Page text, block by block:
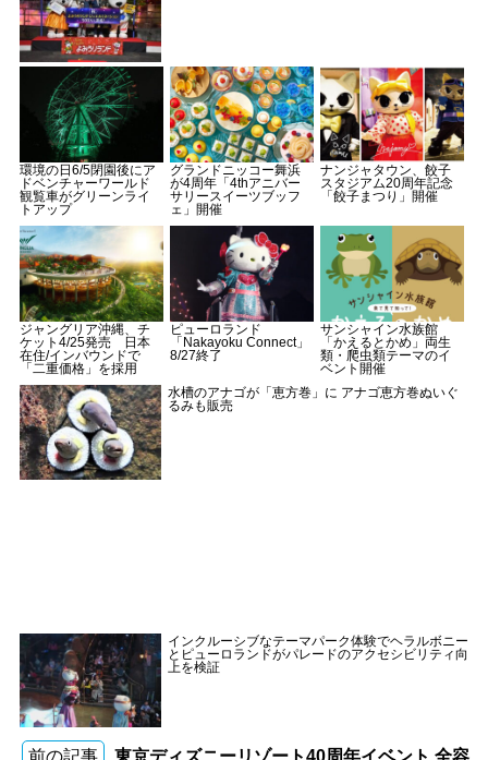
環境の日6/5閉園後にア
ドベンチャーワールド
観覧車がグリーンライ
トアップ
グランドニッコー舞浜
が4周年「4thアニバー
サリースイーツブッフ
ェ」開催
ナンジャタウン、餃子
スタジアム20周年記念
「餃子まつり」開催
ジャングリア沖縄、チ
ケット4/25発売 日本
在住/インバウンドで
「二重価格」を採用
ピューロランド
「Nakayoku Connect」
8/27終了
サンシャイン水族館
「かえるとかめ」両生
類・爬虫類テーマのイ
ベント開催
水槽のアナゴが「恵方巻」に アナゴ恵方巻ぬいぐ
るみも販売
インクルーシブなテーマパーク体験でヘラルボニー
とピューロランドがパレードのアクセシビリティ向
上を検証